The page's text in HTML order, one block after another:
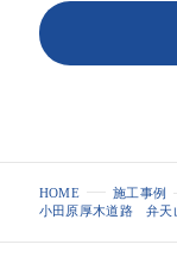
HOME
施工事例
小田原厚木道路 弁天